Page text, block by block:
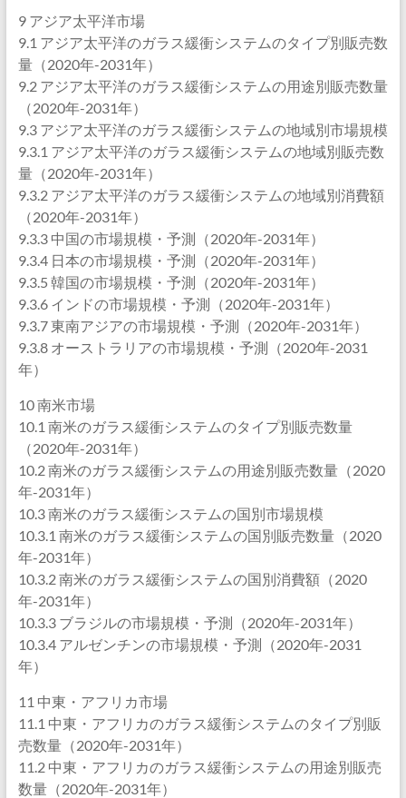
9 アジア太平洋市場
9.1 アジア太平洋のガラス緩衝システムのタイプ別販売数
量（2020年-2031年）
9.2 アジア太平洋のガラス緩衝システムの用途別販売数量
（2020年-2031年）
9.3 アジア太平洋のガラス緩衝システムの地域別市場規模
9.3.1 アジア太平洋のガラス緩衝システムの地域別販売数
量（2020年-2031年）
9.3.2 アジア太平洋のガラス緩衝システムの地域別消費額
（2020年-2031年）
9.3.3 中国の市場規模・予測（2020年-2031年）
9.3.4 日本の市場規模・予測（2020年-2031年）
9.3.5 韓国の市場規模・予測（2020年-2031年）
9.3.6 インドの市場規模・予測（2020年-2031年）
9.3.7 東南アジアの市場規模・予測（2020年-2031年）
9.3.8 オーストラリアの市場規模・予測（2020年-2031
年）
10 南米市場
10.1 南米のガラス緩衝システムのタイプ別販売数量
（2020年-2031年）
10.2 南米のガラス緩衝システムの用途別販売数量（2020
年-2031年）
10.3 南米のガラス緩衝システムの国別市場規模
10.3.1 南米のガラス緩衝システムの国別販売数量（2020
年-2031年）
10.3.2 南米のガラス緩衝システムの国別消費額（2020
年-2031年）
10.3.3 ブラジルの市場規模・予測（2020年-2031年）
10.3.4 アルゼンチンの市場規模・予測（2020年-2031
年）
11 中東・アフリカ市場
11.1 中東・アフリカのガラス緩衝システムのタイプ別販
売数量（2020年-2031年）
11.2 中東・アフリカのガラス緩衝システムの用途別販売
数量（2020年-2031年）